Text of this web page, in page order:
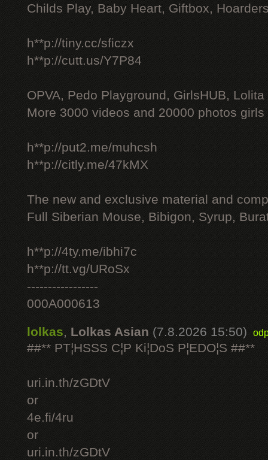
Childs Play, Baby Heart, Giftbox,
h**p://tiny.cc/sficzx
h**p://cutt.us/Y7P84
OPVA, Pedo Playground, GirlsHUB, Lolita
More 3000 videos and 20000 photos
h**p://put2.me/muhcsh
h**p://citly.me/47kMX
The new and exclusive material and
Full Siberian Mouse, Bibigon, Syrup,
h**p://4ty.me/ibhi7c
h**p://tt.vg/URoSx
-----------------
000A000613
lolkas,Lolkas Asian (7.8.2026 15:50)
##** PT¦HSSS C¦P Ki¦DoS P¦EDO¦S ##**
uri.in.th/zGDtV
or
4e.fi/4ru
or
uri.in.th/zGDtV